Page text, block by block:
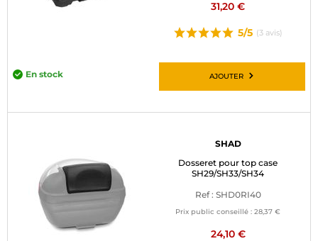
31,20 €
5/5 (3 avis)
En stock AJOUTER
SHAD
Dosseret pour top case
SH29/SH33/SH34
Ref : SHD0RI40
Prix public conseillé : 28,37 €
24,10 €